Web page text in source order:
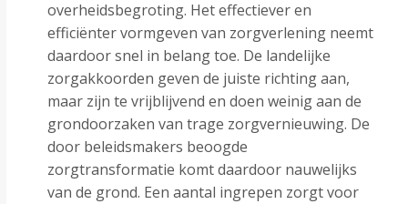
overheidsbegroting. Het effectiever en
efficiënter vormgeven van zorgverlening neemt
daardoor snel in belang toe. De landelijke
zorgakkoorden geven de juiste richting aan,
maar zijn te vrijblijvend en doen weinig aan de
grondoorzaken van trage zorgvernieuwing. De
door beleidsmakers beoogde
zorgtransformatie komt daardoor nauwelijks
van de grond. Een aantal ingrepen zorgt voor